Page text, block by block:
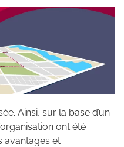
Ainsi, sur la base d’un
ont été
avantages et